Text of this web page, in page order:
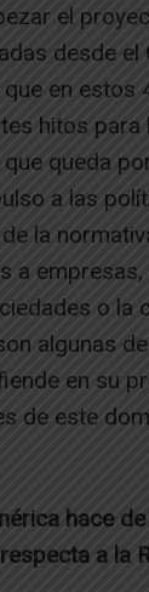
el
desde el
en estos
hitos para
queda
a las
la
a
o la
algunas
en su
de este
hace
a la